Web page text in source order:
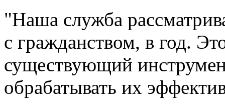
"Наша служба
с гражданством, в год.
существующий
обрабатывать их